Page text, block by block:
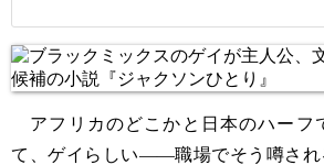
アフリカのどこかと日本のハーフ
て、ゲイらしい――職場でそう噂され